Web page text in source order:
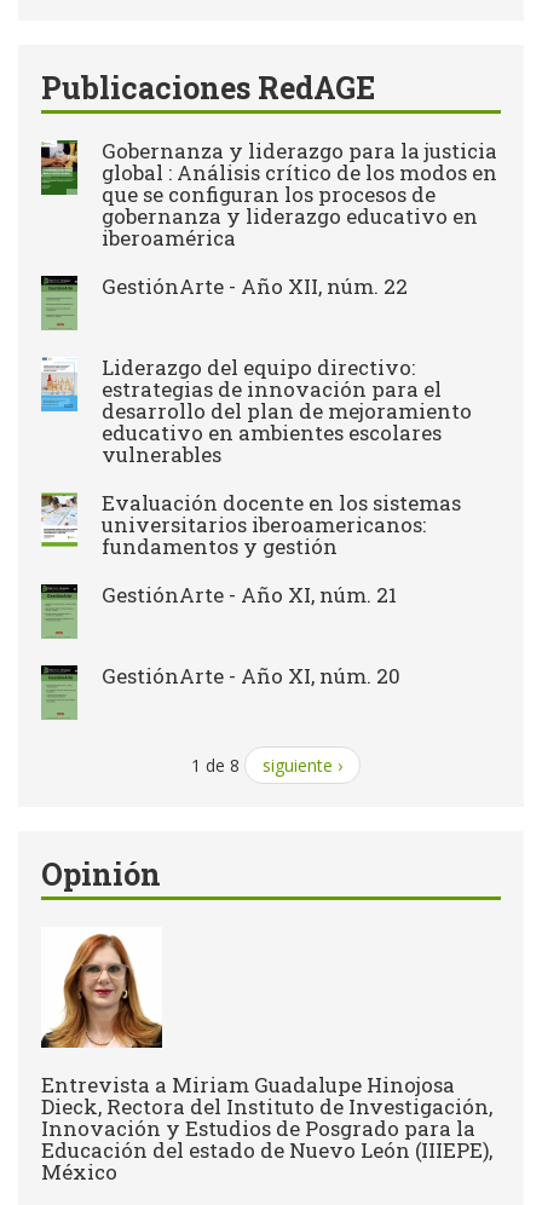
Publicaciones RedAGE
Gobernanza y liderazgo para la justicia
global : Análisis crítico de los modos en
que se configuran los procesos de
gobernanza y liderazgo educativo en
iberoamérica
GestiónArte - Año XII, núm. 22
Liderazgo del equipo directivo:
estrategias de innovación para el
desarrollo del plan de mejoramiento
educativo en ambientes escolares
vulnerables
Evaluación docente en los sistemas
universitarios iberoamericanos:
fundamentos y gestión
GestiónArte - Año XI, núm. 21
GestiónArte - Año XI, núm. 20
1 de 8 siguiente ›
Opinión
Entrevista a Miriam Guadalupe Hinojosa
Dieck, Rectora del Instituto de Investigación,
Innovación y Estudios de Posgrado para la
Educación del estado de Nuevo León (IIIEPE),
México